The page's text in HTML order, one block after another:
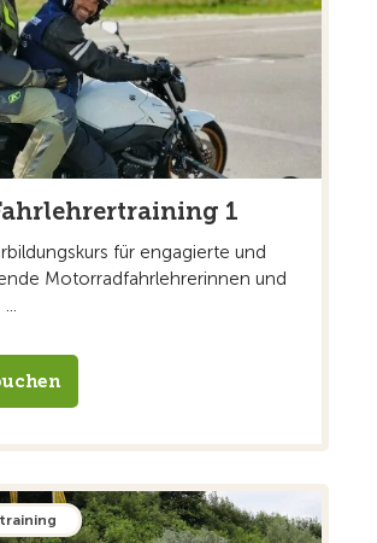
1
für engagierte und
Motorradfahrlehrerinnen und